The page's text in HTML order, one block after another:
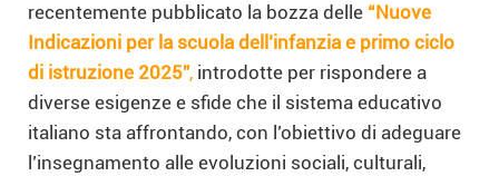
recentemente pubblicato la bozza delle “Nuove
Indicazioni per la scuola dell’infanzia e primo ciclo
di istruzione 2025”, introdotte per rispondere a
diverse esigenze e sfide che il sistema educativo
italiano sta affrontando, con l’obiettivo di adeguare
l’insegnamento alle evoluzioni sociali, culturali,